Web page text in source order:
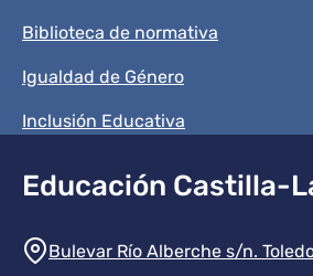
Biblioteca de normativa
Igualdad de Género
Inclusión Educativa
Educación Castilla-
Información de la
Bulevar Río Alberche s/n.